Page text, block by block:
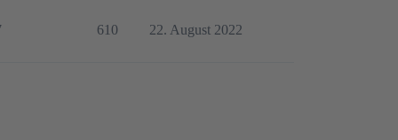
610 22. August 2022